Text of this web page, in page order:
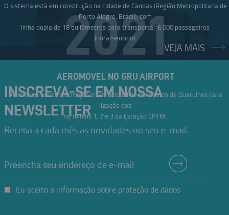
O sistema está em construção na cidade de Canoas (Região Metropolitana de
Porto Alegre, Brasil), com
linha dupla de 18 quilômetros para transportar 6.000 passageiros
(hora/sentido).
2021
AEROMOVEL NO GRU AIRPORT
Aeromovel vence a licitação internacional no Aeroporto de Guarulhos para
ligação dos
terminais 1, 2 e 3 da Estação CPTM.
VEJA MAIS
INSCREVA-SE EM NOSSA
NEWSLETTER
Receba a cada mês as novidades no seu e-mail.
Eu aceito a informação sobre proteção de dados